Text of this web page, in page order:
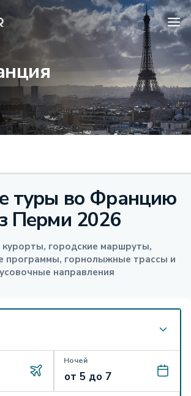
туры во Францию
Перми 2026
городские маршруты,
программы, горнолыжные трассы и
направления
Ночей